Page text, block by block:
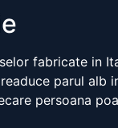
fabricate in
parul alb
persoana